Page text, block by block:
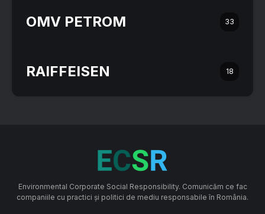
OMV PETROM 33
RAIFFEISEN 18
Environmental Corporate Social Responsibility. Comunicăm ce fac
companiile cu practici și politici de mediu responsabile în România.